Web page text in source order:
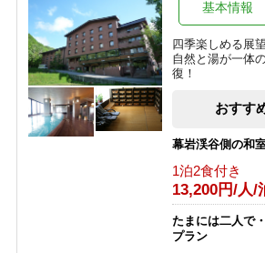
四季楽しめる展
自然と湯が一体
復！
基本情報
おすす
幕岩渓谷側の和
1泊2食付き
13,200円/人/
たまには二人で
プラン